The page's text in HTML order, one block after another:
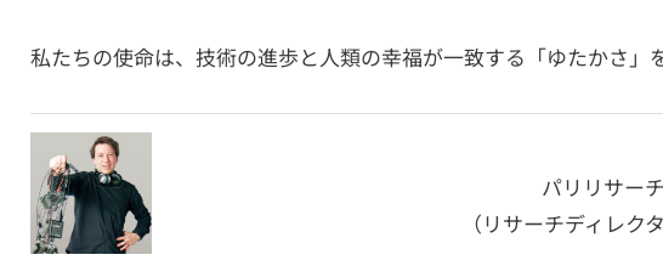
私たちの使命は、技術の進歩と人類の幸福が一致する「ゆたかさ」
パリリサー
（リサーチディレ